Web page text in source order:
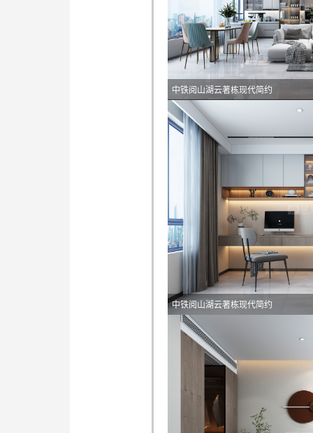
中铁阅山湖云著栋现代简约
中铁阅山湖云著栋现代简约